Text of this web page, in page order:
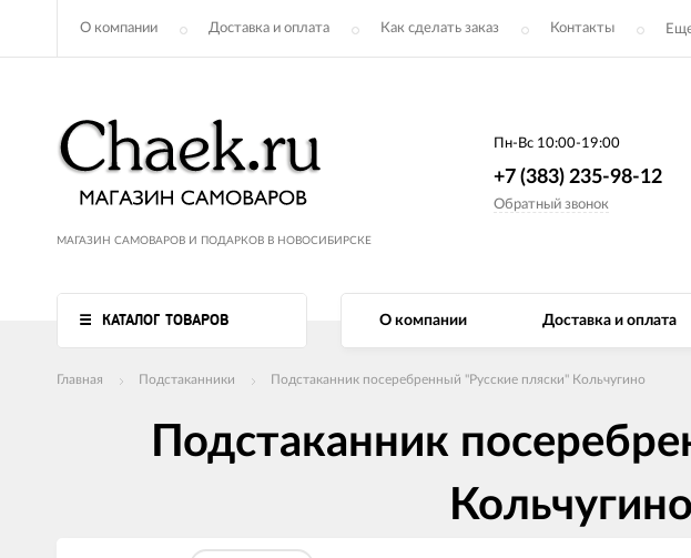
О компании Доставка и оплата Как сделать заказ Контакты
МАГАЗИН САМОВАРОВ И ПОДАРКОВ В НОВОСИБИРСКЕ
Пн-Вс 10:00-19:00
+7 (383) 235-98-12
Обратный звонок
КАТАЛОГ ТОВАРОВ О компании Доставка и оплата
Главная Подстаканники Подстаканник посеребренный "Русские пляски" Кольчугино
Подстаканник